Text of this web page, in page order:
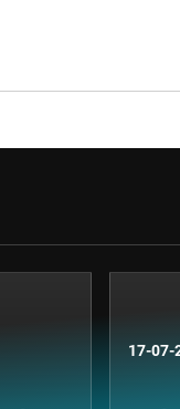
17-07-